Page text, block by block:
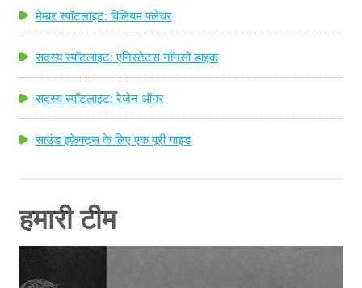
मेम्बर स्पॉटलाइट: विलियम फ्लेचर
सदस्य स्पॉटलाइट: एनिस्टेटस नॉनसो डाइक
सदस्य स्पॉटलाइट: रेजेन ऑगर
साउंड इफ़ेक्ट्स के लिए एक पूरी गाइड
हमारी टीम